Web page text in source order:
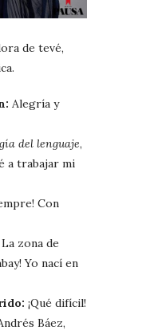
de tevé,
Alegría y
del lenguaje,
a trabajar mi
Con
La zona de
Yo nací en
¡Qué difícil!
Báez,